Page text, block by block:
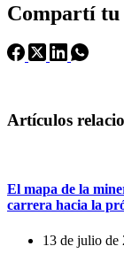
Compartí tu
Artículos
El mapa de la
carrera hacia la
13 de julio de